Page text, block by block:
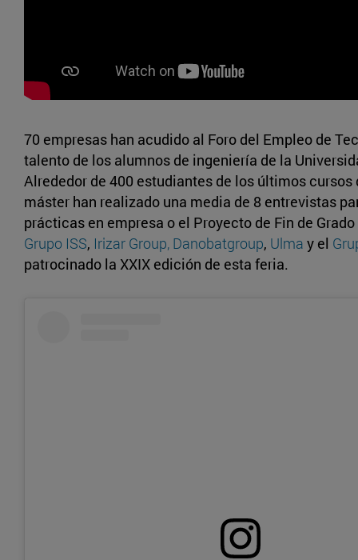
70 empresas han acudido al Foro del Empleo de
talento de los alumnos de ingeniería de la
Alrededor de 400 estudiantes de los últimos cursos
máster han realizado una media de 8 entrevistas
prácticas en empresa o el Proyecto de Fin de
Grupo ISS, Irizar Group, Danobatgroup, Ulma y el
patrocinado la XXIX edición de esta feria.